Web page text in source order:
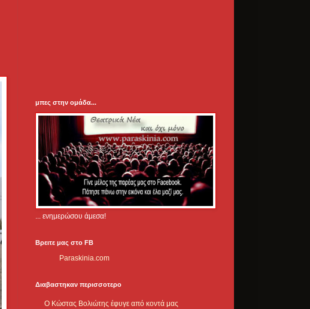
μπες στην ομάδα...
... ενημερώσου άμεσα!
Βρειτε μας στο FB
Paraskinia.com
Διαβαστηκαν περισσοτερο
Ο Κώστας Βολιώτης έφυγε από κοντά μας